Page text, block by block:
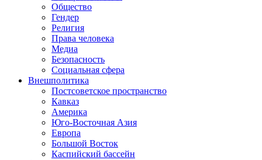
Общество
Гендер
Религия
Права человека
Медиа
Безопасность
Социальная сфера
Внешполитика
Постсоветское пространство
Кавказ
Америка
Юго-Восточная Азия
Европа
Большой Восток
Каспийский бассейн